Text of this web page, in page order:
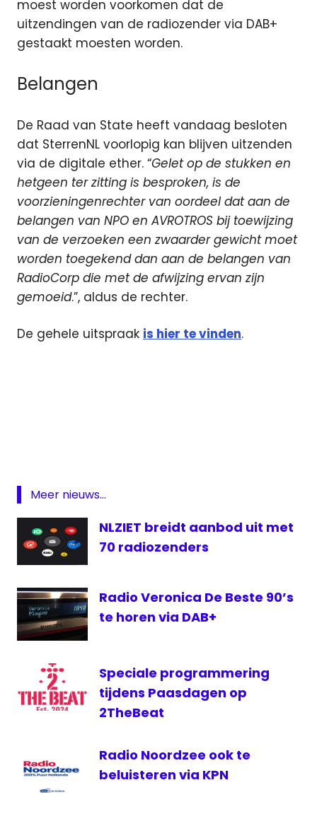
moest worden voorkomen dat de
uitzendingen van de radiozender via DAB+
gestaakt moesten worden.
Belangen
De Raad van State heeft vandaag besloten
dat SterrenNL voorlopig kan blijven uitzenden
via de digitale ether. “Gelet op de stukken en
hetgeen ter zitting is besproken, is de
voorzieningenrechter van oordeel dat aan de
belangen van NPO en AVROTROS bij toewijzing
van de verzoeken een zwaarder gewicht moet
worden toegekend dan aan de belangen van
RadioCorp die met de afwijzing ervan zijn
gemoeid.”, aldus de rechter.
De gehele uitspraak is hier te vinden.
digitiale
Raad
van
State
Radio
SterrenNL
Meer nieuws...
NLZIET breidt aanbod uit met
70 radiozenders
Radio Veronica De Beste 90’s
te horen via DAB+
Speciale programmering
tijdens Paasdagen op
2TheBeat
Radio Noordzee ook te
beluisteren via KPN